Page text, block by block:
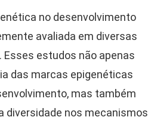
no desenvolvimento
avaliada em diversas
Esses estudos não apenas
das marcas epigenéticas
mas também
diversidade nos mecanismos